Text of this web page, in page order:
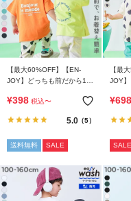
【最大60%OFF】【EN-
JOY】どっちも前だから1人
シャツ
¥398 税込〜
5.0（5）
送料無料 SALE
【最
JOY】
ツ
¥698
SALE